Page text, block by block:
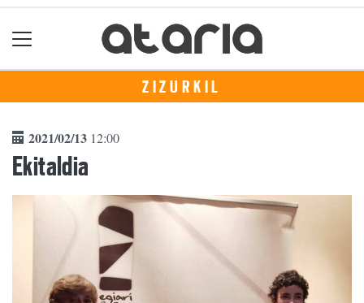
ZIZURKIL
2021/02/13 12:00
Ekitaldia